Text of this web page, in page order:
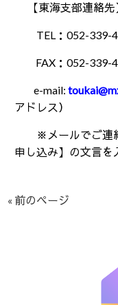
【東海支部連絡先
TEL ：052-339-
FAX：052-339-
e-mail:
アドレス）
※メールでご連絡
申し込み】の文言を
« 前のページ